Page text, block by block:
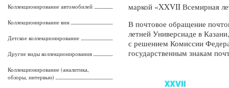
маркой «XXVII Всемирная
В почтовое обращение
летней Универсиаде в
с решением Комиссии
государственным знакам
Коллекционирование автомобилей
Коллекционирование вин
Детское коллекционирование
Другие виды коллекционирования
Коллекционирование (аналитика,
обзоры, интервью)